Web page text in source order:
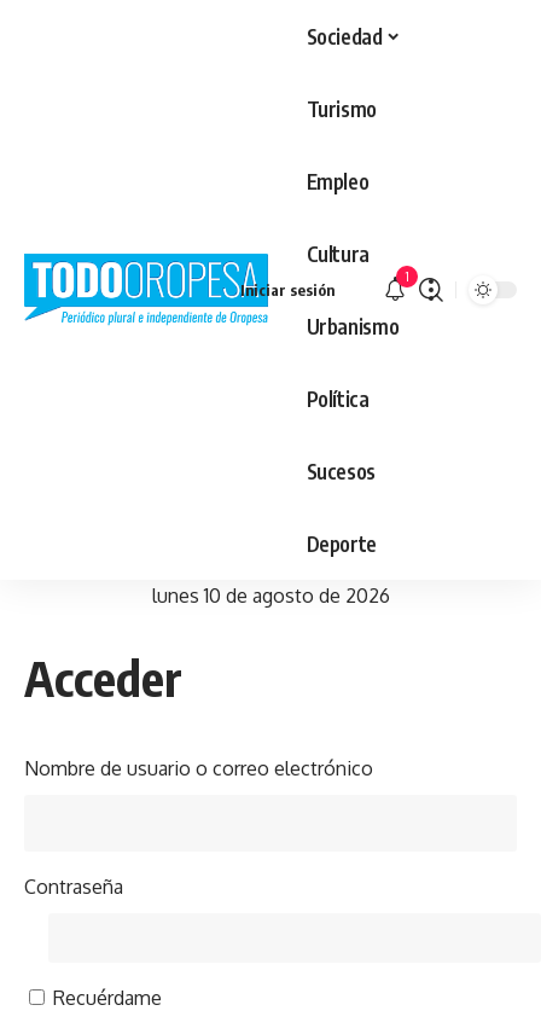
Sociedad
Turismo
Empleo
Cultura
Urbanismo
Política
Sucesos
Deporte
Iniciar sesión
1
lunes 10 de agosto de 2026
Acceder
Nombre de usuario o correo electrónico
Contraseña
Recuérdame